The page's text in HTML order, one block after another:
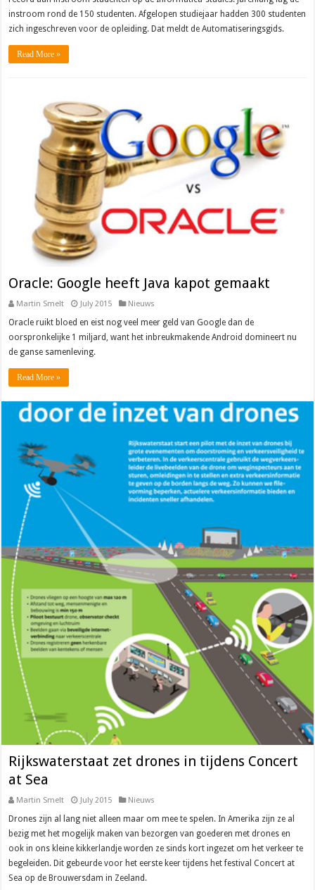
instroom rond de 150 studenten. Afgelopen studiejaar hadden 300 studenten
zich ingeschreven voor de opleiding. Dat meldt de Automatiseringsgids.
Read More »
Oracle: Google heeft Java kapot gemaakt
Martin Smelt July 2015 Nieuws
Oracle ruikt bloed en eist nog veel meer geld van Google dan de
oorspronkelijke 1 miljard, want het inbreukmakende Android domineert nu
de ganse samenleving.
Read More »
Rijkswaterstaat zet drones in tijdens Concert
at Sea
Martin Smelt July 2015 Nieuws
Drones zijn al lang niet alleen maar om mee te spelen. In Amerika zijn ze al
bezig met het mogelijk maken van bezorgen van goederen met drones en
ook in ons kleine kikkerlandje worden ze sinds kort ingezet om het verkeer te
begeleiden. Dit gebeurde voor het eerste keer tijdens het festival Concert at
Sea op de Brouwersdam in Zeeland.